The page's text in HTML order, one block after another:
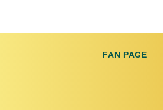
FAN PAGE